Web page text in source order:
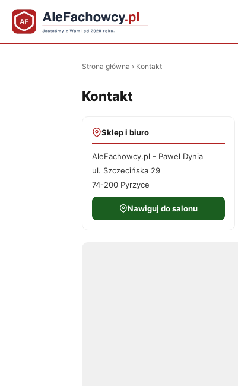
Strona główna › Kontakt
Kontakt
Sklep i biuro
AleFachowcy.pl - Paweł Dynia
ul. Szczecińska 29
74-200 Pyrzyce
Nawiguj do salonu